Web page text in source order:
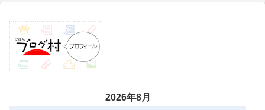
2026年8月